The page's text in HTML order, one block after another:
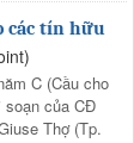
các tín hữu
C (Cầu cho
soạn của CĐ
Thợ (Tp.